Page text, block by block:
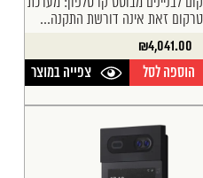
זאת אינה דורשת התקנה...
₪4,041.00
הוספה לסל
צפייה במוצר